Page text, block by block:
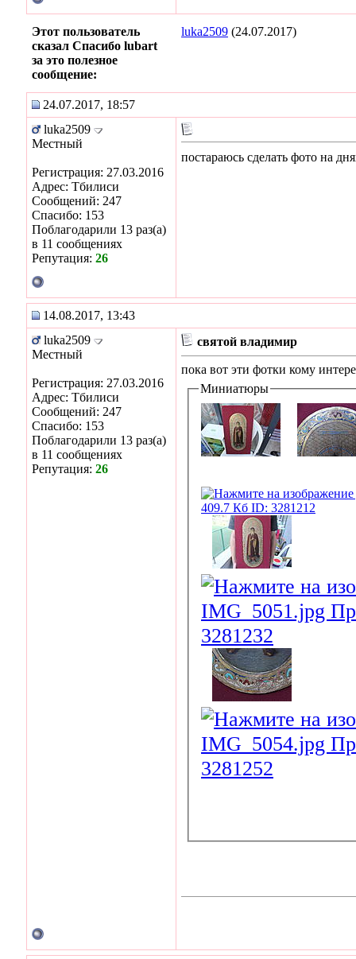
Этот пользователь
сказал Спасибо lubart
за это полезное
сообщение:
luka2509 (24.07.2017)
24.07.2017, 18:57
luka2509
Местный
Регистрация: 27.03.2016
Адрес: Тбилиси
Сообщений: 247
Спасибо: 153
Поблагодарили 13 раз(а)
в 11 сообщениях
Репутация: 26
постараюсь сделать фото на
14.08.2017, 13:43
luka2509
Местный
Регистрация: 27.03.2016
Адрес: Тбилиси
Сообщений: 247
Спасибо: 153
Поблагодарили 13 раз(а)
в 11 сообщениях
Репутация: 26
святой владимир
пока вот эти фотки кому
Миниатюры